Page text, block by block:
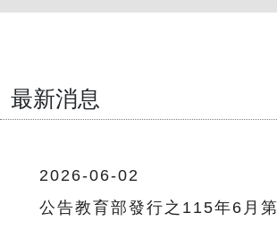
最新消息
2026-06-02
公告教育部發行之115年6月